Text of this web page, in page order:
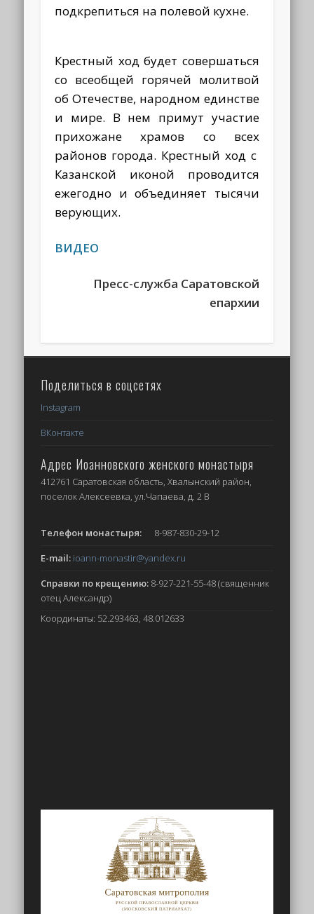
подкрепиться на полевой кухне.
Крестный ход будет совершаться
со всеобщей горячей молитвой
об Отечестве, народном единстве
и мире. В нем примут участие
прихожане храмов со всех
районов города. Крестный ход с
Казанской иконой проводится
ежегодно и объединяет тысячи
верующих.
ВИДЕО
Пресс-служба Саратовской
епархии
Поделиться в соцсетях
Instagram
ВКонтакте
Адрес Иоанновского женского монастыря
412761 Саратовская область, Хвалынский район,
поселок Алексеевка, ул.Чапаева, д. 2 В
Телефон монастыря:
8-987-830-29-12
E-mail: ioann-monastir@yandex.ru
Справки по крещению: 8-927-221-55-48 (священник
отец Александр)
Координаты: 52.293463, 48.012633